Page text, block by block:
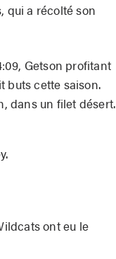
qui a récolté son
Getson profitant
buts cette saison.
dans un filet désert.
ont eu le